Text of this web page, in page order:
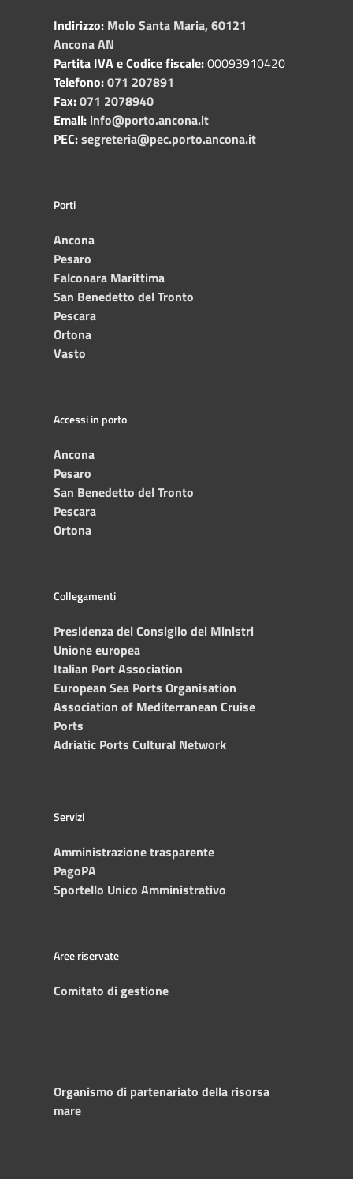
Indirizzo: Molo Santa Maria, 60121
Ancona AN
Partita IVA e Codice fiscale:00093910420
Telefono:071 207891
Fax:071 2078940
Email: info@porto.ancona.it
PEC:segreteria@pec.porto.ancona.it
Porti
Ancona
Pesaro
Falconara Marittima
San Benedetto del Tronto
Pescara
Ortona
Vasto
Accessi in porto
Ancona
Pesaro
San Benedetto del Tronto
Pescara
Ortona
Collegamenti
Presidenza del Consiglio dei Ministri
Unione europea
Italian Port Association
European Sea Ports Organisation
Association of Mediterranean Cruise
Ports
Adriatic Ports Cultural Network
Servizi
Amministrazione trasparente
PagoPA
Sportello Unico Amministrativo
Aree riservate
Comitato di gestione
Organismo di partenariato della risorsa
mare